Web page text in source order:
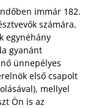
immár 182.
számára,
egynéhány
gyanánt
ünnepélyes
első csapolt
mellyel
Ön is az